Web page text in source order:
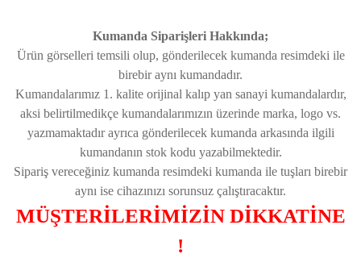
Kumanda Siparişleri Hakkında;
Ürün görselleri temsili olup, gönderilecek kumanda resimdeki ile
birebir aynı kumandadır.
Kumandalarımız 1. kalite orijinal kalıp yan sanayi kumandalardır,
aksi belirtilmedikçe kumandalarımızın üzerinde marka, logo vs.
yazmamaktadır ayrıca gönderilecek kumanda arkasında ilgili
kumandanın stok kodu yazabilmektedir.
Sipariş vereceğiniz kumanda resimdeki kumanda ile tuşları birebir
aynı ise cihazınızı sorunsuz çalıştıracaktır.
MÜŞTERİLERİMİZİN DİKKATİNE
!